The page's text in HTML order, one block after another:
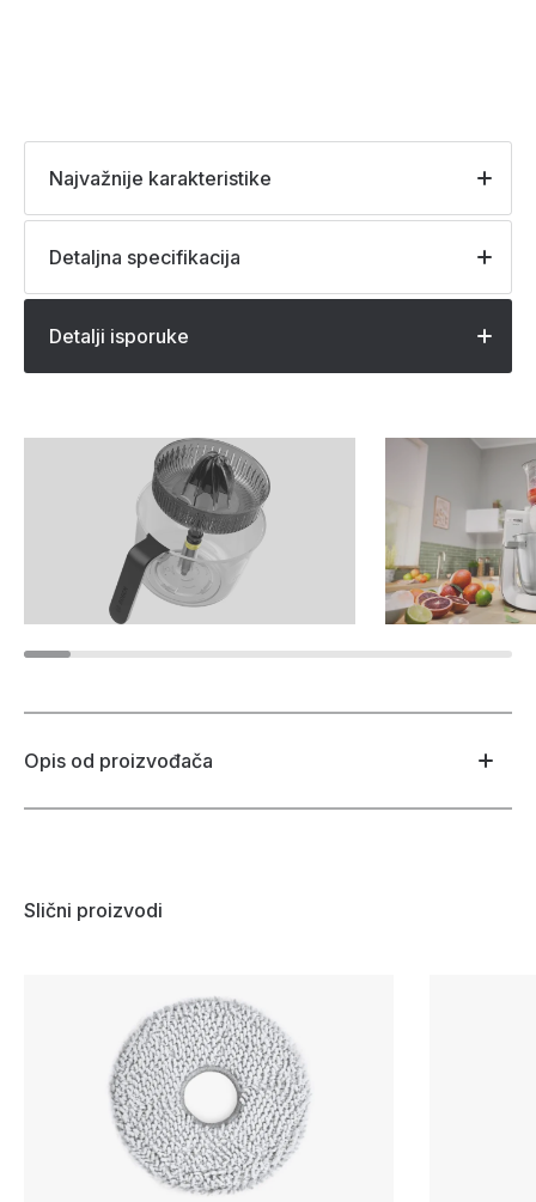
Najvažnije karakteristike
Detaljna specifikacija
Detalji isporuke
Opis od proizvođača
Slični proizvodi